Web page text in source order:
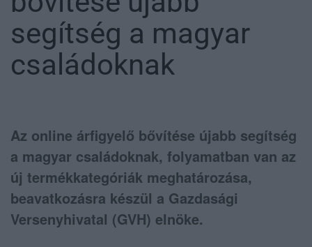
segítség a magyar
családoknak
Az online árfigyelő bővítése újabb segítség
a magyar családoknak, folyamatban van az
új termékkategóriák meghatározása,
beavatkozásra készül a Gazdasági
Versenyhivatal (GVH) elnöke.